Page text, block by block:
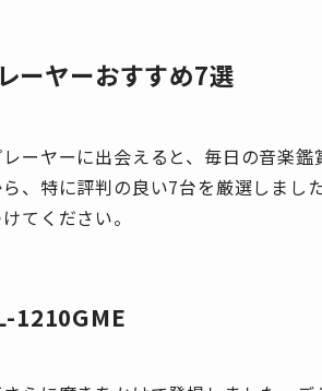
ーヤーおすすめ7選
ーヤーに出会えると、毎日の音楽
、特に評判の良い7台を厳選しまし
てください。
1210GME